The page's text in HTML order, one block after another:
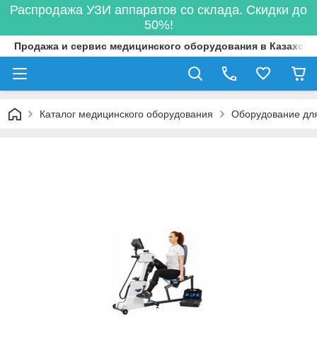
Распродажа УЗИ аппаратов со склада. Скидки до
50%!
Продажа и сервис медицинского оборудования в
Каталог медицинского оборудования Оборудование